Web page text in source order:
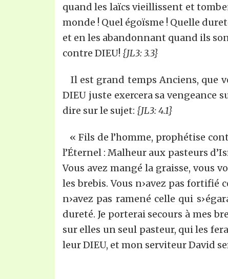
quand les laïcs vieillissent et
monde ! Quel égoïsme ! Quelle
et en les abandonnant quand ils
contre DIEU! {JL3: 3.3}
Il est grand temps Anciens, que
DIEU juste exercera sa vengeance
dire sur le sujet: {JL3: 4.1}
« Fils de l’homme, prophétise
l’Éternel : Malheur aux pasteurs
Vous avez mangé la graisse, vous
les brebis. Vous n›avez pas fortifié
n›avez pas ramené celle qui
dureté. Je porterai secours à mes
sur elles un seul pasteur, qui les
leur DIEU, et mon serviteur David